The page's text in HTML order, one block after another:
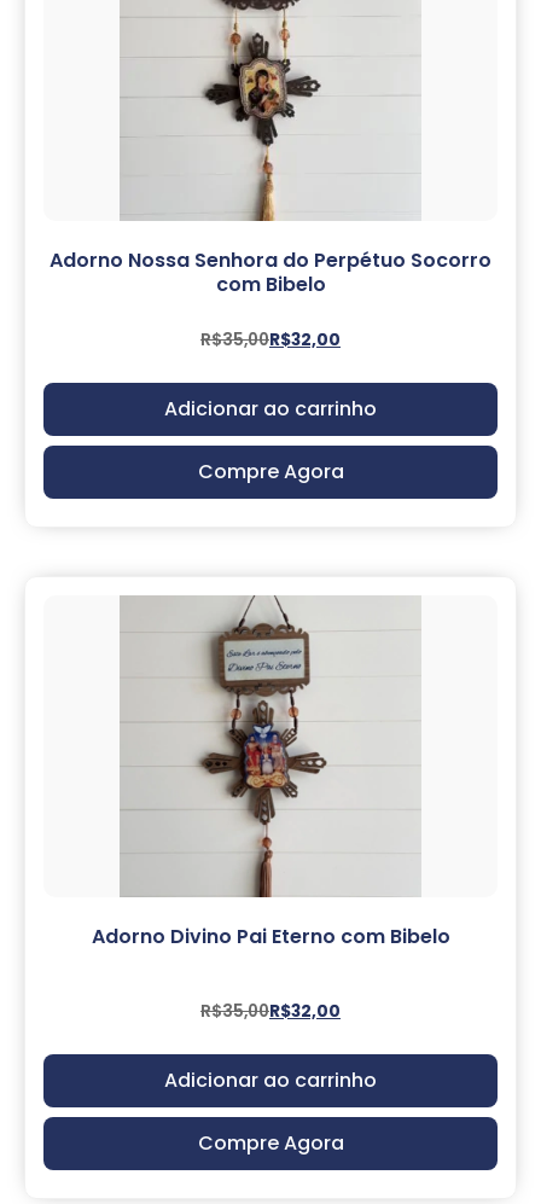
Adorno Nossa Senhora do Perpétuo Socorro
com Bibelo
R$35,00R$32,00
Adicionar ao carrinho
Compre Agora
Adorno Divino Pai Eterno com Bibelo
R$35,00R$32,00
Adicionar ao carrinho
Compre Agora